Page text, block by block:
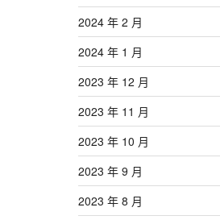
2024 年 2 月
2024 年 1 月
2023 年 12 月
2023 年 11 月
2023 年 10 月
2023 年 9 月
2023 年 8 月